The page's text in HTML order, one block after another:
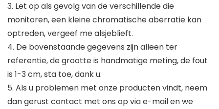
3. Let op als gevolg van de verschillende die
monitoren, een kleine chromatische aberratie kan
optreden, vergeef me alsjeblieft.
4. De bovenstaande gegevens zijn alleen ter
referentie, de grootte is handmatige meting, de fout
is 1-3 cm, sta toe, dank u.
5. Als u problemen met onze producten vindt, neem
dan gerust contact met ons op via e-mail en we